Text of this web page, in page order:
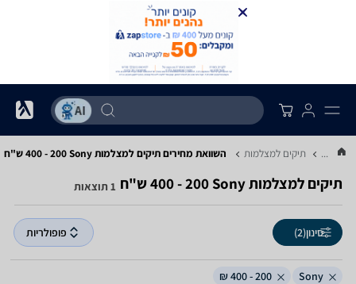
... תיקים למצלמות השוואת מחירים תיקים למצלמות ‏Sony ‏200 - 400 ‏ש"ח
תיקים למצלמות ‏Sony ‏200 - 400 ‏ש"ח 1 תוצאות
סינון(2) פופולריות
Sony
200 - 400 ₪